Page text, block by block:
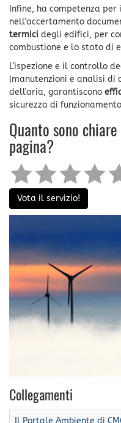
Infine, ha competenza
nell’accertamento
termici degli edifici, per
combustione e lo stato di
L'ispezione e il controllo
(manutenzioni e analisi di
dell'aria, garantiscono
sicurezza di
Quanto sono
pagina?
Vota il servizio!
Collegamenti
Il Portale Ambiente di